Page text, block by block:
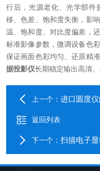
行后，光源老化、光学部件
移、色差、饱和度失衡，影
温、饱和度、对比度偏差，
标准影像参数，微调设备色
保证画面色彩均匀、还原精
据投影仪长期稳定输出高清
上一个： 进口圆度
返回列表
下一个： 扫描电子